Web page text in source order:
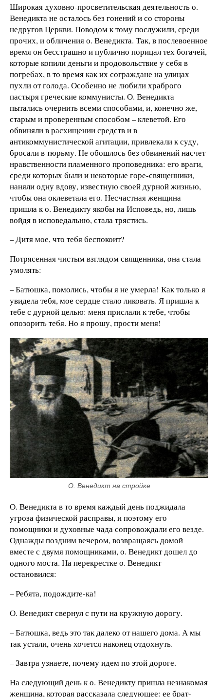
Широкая духовно-просветительская деятельность о.
Венедикта не осталось без гонений и со стороны
недругов Церкви. Поводом к тому послужили, среди
прочих, и обличения о. Венедикта. Так, в послевоенное
время он бесстрашно и публично порицал тех богачей,
которые копили деньги и продовольствие у себя в
погребах, в то время как их сограждане на улицах
пухли от голода. Особенно не любили храброго
пастыря греческие коммунисты. О. Венедикта
пытались очернить всеми способами, и, конечно же,
старым и проверенным способом – клеветой. Его
обвиняли в расхищении средств и в
антикоммунистической агитации, привлекали к суду,
бросали в тюрьму. Не обошлось без обвинений насчет
нравственности пламенного проповедника: его враги,
среди которых были и некоторые горе-священники,
наняли одну вдову, известную своей дурной жизнью,
чтобы она оклеветала его. Несчастная женщина
пришла к о. Венедикту якобы на Исповедь, но, лишь
войдя в исповедальню, стала трястись.
– Дитя мое, что тебя беспокоит?
Потрясенная чистым взглядом священника, она стала
умолять:
– Батюшка, помолись, чтобы я не умерла! Как только я
увидела тебя, мое сердце стало ликовать. Я пришла к
тебе с дурной целью: меня прислали к тебе, чтобы
опозорить тебя. Но я прошу, прости меня!
О. Венедикт на стройке
О. Венедикта в то время каждый день поджидала
угроза физической расправы, и поэтому его
помощники и духовные чада сопровождали его везде.
Однажды поздним вечером, возвращаясь домой
вместе с двумя помощниками, о. Венедикт дошел до
одного моста. На перекрестке о. Венедикт
остановился:
– Ребята, подождите-ка!
О. Венедикт свернул с пути на кружную дорогу.
– Батюшка, ведь это так далеко от нашего дома. А мы
так устали, очень хочется наконец отдохнуть.
– Завтра узнаете, почему идем по этой дороге.
На следующий день к о. Венедикту пришла незнакомая
женщина, которая рассказала следующее: ее брат-